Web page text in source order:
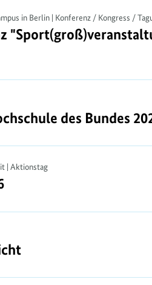
in Berlin | Konferenz / Kongress /
des Bundes
des Bundes
| Aktionstag